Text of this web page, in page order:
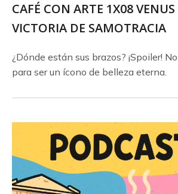
CAFÉ CON ARTE 1X08
VICTORIA DE SAMOTRACIA
¿Dónde están sus brazos? ¡Spoiler!
para ser un ícono de belleza eterna.